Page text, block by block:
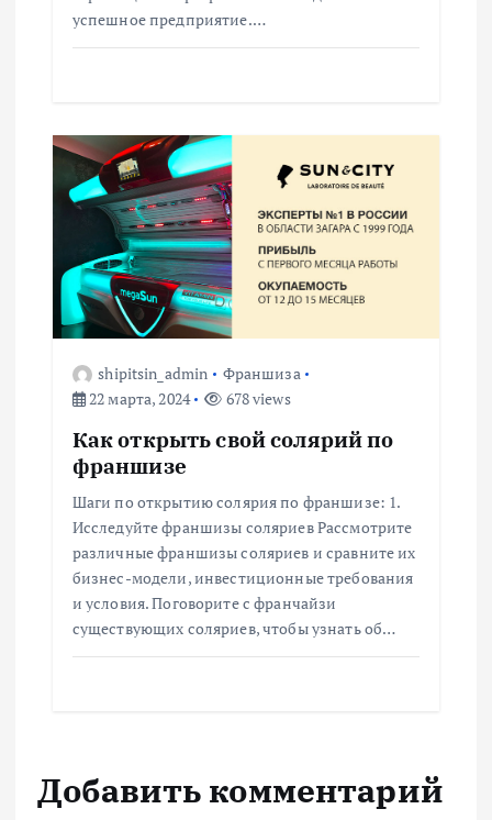
успешное предприятие.…
shipitsin_admin
Франшиза
22 марта, 2024
678 views
Как открыть свой солярий по
франшизе
Шаги по открытию солярия по франшизе: 1.
Исследуйте франшизы соляриев Рассмотрите
различные франшизы соляриев и сравните их
бизнес-модели, инвестиционные требования
и условия. Поговорите с франчайзи
существующих соляриев, чтобы узнать об…
Добавить комментарий